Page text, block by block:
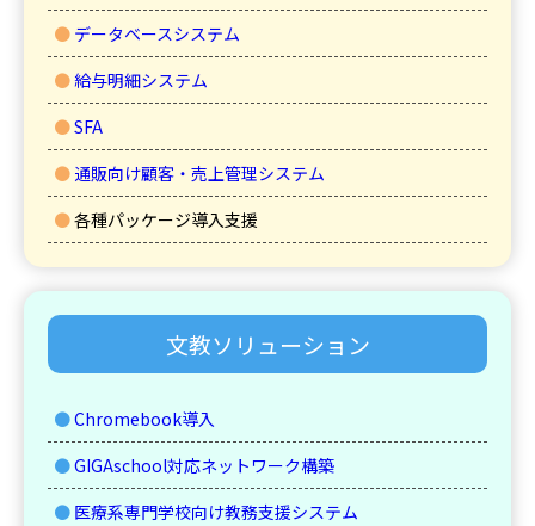
● データベースシステム
●給与明細システム
●SFA
● 通販向け顧客・売上管理システム
●各種パッケージ導入支援
文教ソリューション
●Chromebook導入
●GIGAschool対応ネットワーク構築
● 医療系専門学校向け教務支援システム